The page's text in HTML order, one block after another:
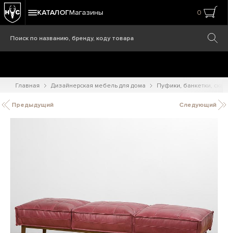
КАТАЛОГМагазины 0
Главная Дизайнерская мебель для дома Пуфики, банкетки,
Предыдущий Следующий